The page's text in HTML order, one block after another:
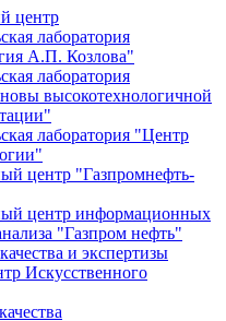
центр
лаборатория
А.П. Козлова"
лаборатория
высокотехнологичной
лаборатория "Центр
центр "Газпромнефть-
центр информационных
"Газпром нефть"
и экспертизы
Искусственного